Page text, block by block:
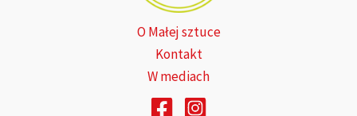
O Małej sztuce
Kontakt
W mediach